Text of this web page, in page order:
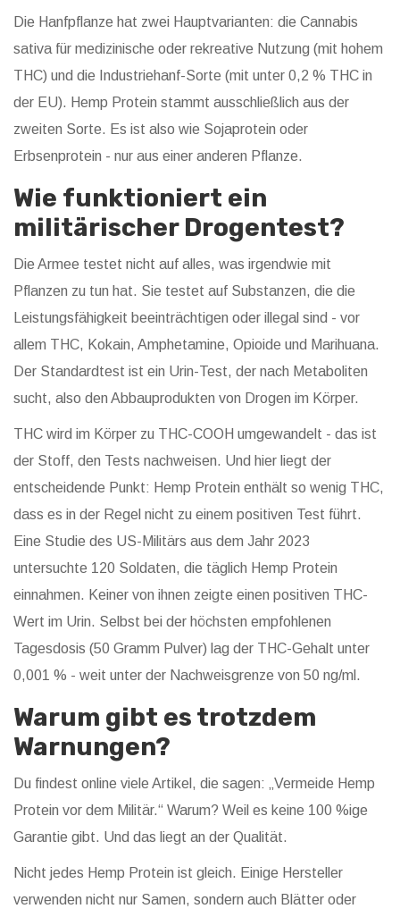
Die Hanfpflanze hat zwei Hauptvarianten: die Cannabis
sativa für medizinische oder rekreative Nutzung (mit hohem
THC) und die Industriehanf-Sorte (mit unter 0,2 % THC in
der EU). Hemp Protein stammt ausschließlich aus der
zweiten Sorte. Es ist also wie Sojaprotein oder
Erbsenprotein - nur aus einer anderen Pflanze.
Wie funktioniert ein
militärischer Drogentest?
Die Armee testet nicht auf alles, was irgendwie mit
Pflanzen zu tun hat. Sie testet auf Substanzen, die die
Leistungsfähigkeit beeinträchtigen oder illegal sind - vor
allem THC, Kokain, Amphetamine, Opioide und Marihuana.
Der Standardtest ist ein Urin-Test, der nach Metaboliten
sucht, also den Abbauprodukten von Drogen im Körper.
THC wird im Körper zu THC-COOH umgewandelt - das ist
der Stoff, den Tests nachweisen. Und hier liegt der
entscheidende Punkt: Hemp Protein enthält so wenig THC,
dass es in der Regel nicht zu einem positiven Test führt.
Eine Studie des US-Militärs aus dem Jahr 2023
untersuchte 120 Soldaten, die täglich Hemp Protein
einnahmen. Keiner von ihnen zeigte einen positiven THC-
Wert im Urin. Selbst bei der höchsten empfohlenen
Tagesdosis (50 Gramm Pulver) lag der THC-Gehalt unter
0,001 % - weit unter der Nachweisgrenze von 50 ng/ml.
Warum gibt es trotzdem
Warnungen?
Du findest online viele Artikel, die sagen: „Vermeide Hemp
Protein vor dem Militär.“ Warum? Weil es keine 100 %ige
Garantie gibt. Und das liegt an der Qualität.
Nicht jedes Hemp Protein ist gleich. Einige Hersteller
verwenden nicht nur Samen, sondern auch Blätter oder